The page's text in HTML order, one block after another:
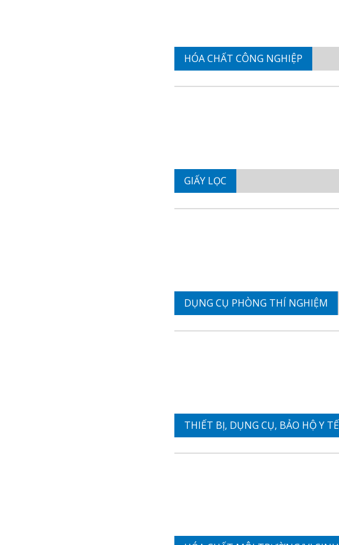
HÓA CHẤT CÔNG NGHIỆP
GIẤY LỌC
DỤNG CỤ PHÒNG THÍ NGHIỆM
THIẾT BỊ, DỤNG CỤ, BẢO HỘ Y TẾ